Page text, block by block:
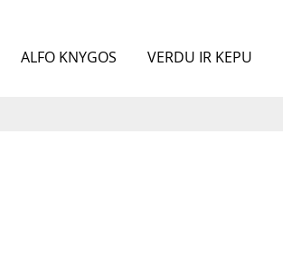
ALFO KNYGOS VERDU IR KEPU